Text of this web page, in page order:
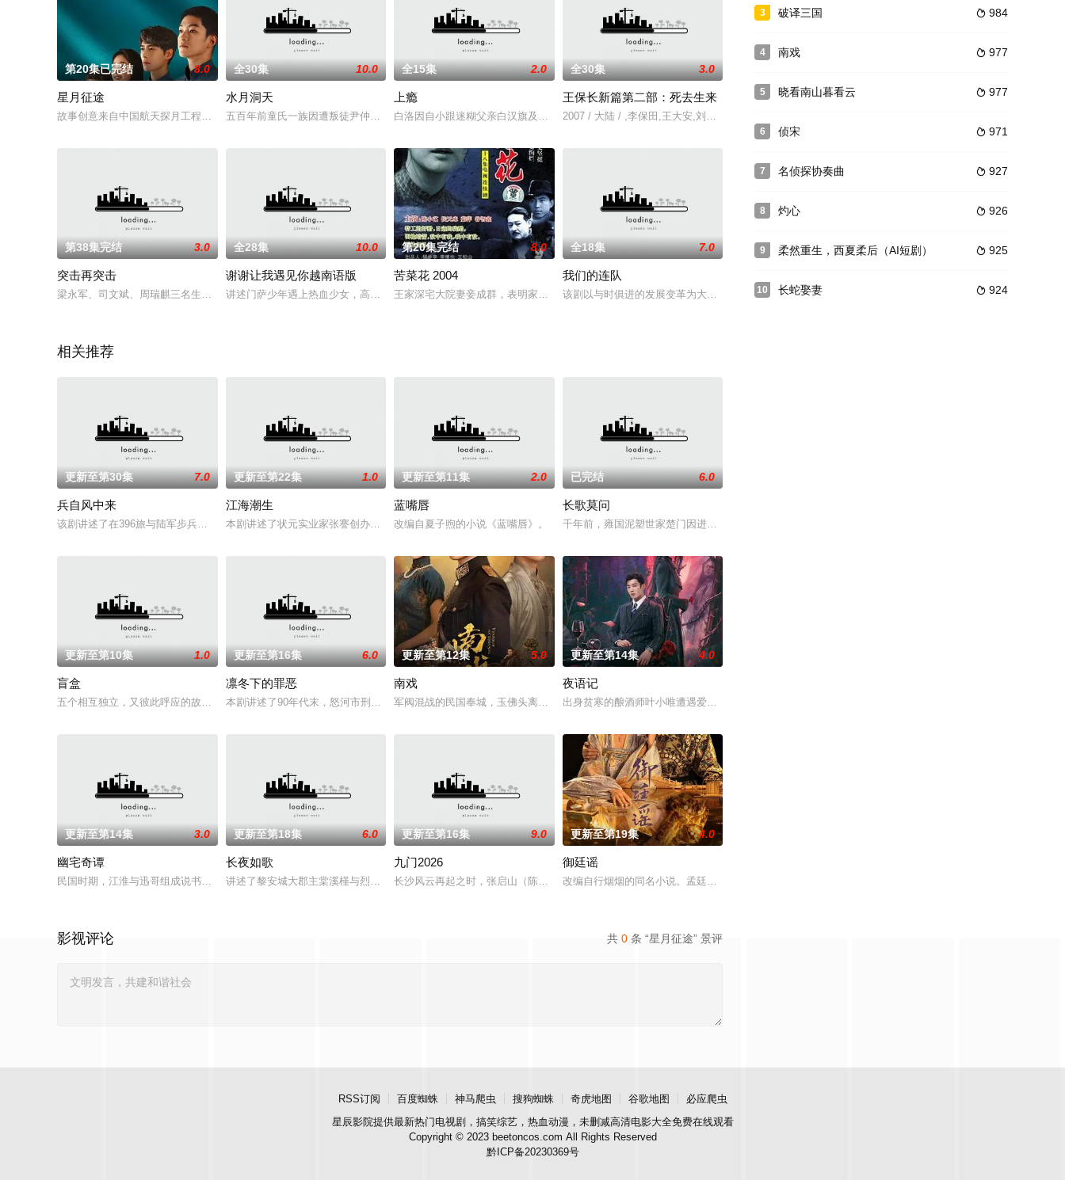
第20集已完结 8.0
星月征途
故事创意来自中国航天探月工程的伟大成就。讲述了从小拥有航天梦的吴畏一心想进入飞控中心，却面试失败进入档案馆工作。而曾与他“结下梁子
全30集 10.0
水月洞天
五百年前童氏一族因遭叛徒尹仲（徐少强 饰）所害遭遇灭族危机，幸得龙腾将军所救隐居于世。五百年后童战(杨俊毅 饰)，童心（张晋 饰）
全15集 2.0
上瘾
白洛因自小跟迷糊父亲白汉旗及爷爷奶奶生活在一起，16岁这年，亲妈姜圆要再婚，嫁给部队高官顾威霆。顾海，顾威霆的儿子，因为母亲的死对
全30集 3.0
王保长新篇第二部：死去生来
2007 / 大陆 / ,李保田,王大安,刘亚津,何音
第38集完结 3.0
突击再突击
梁永军、司文斌、周瑞麒三名生长环境、心态完全不同的90后，聚集在极限训练的山地部队。为锤炼山地旅，特种大队副大队长李铁率队扮演武装
全28集 10.0
谢谢让我遇见你越南语版
讲述门萨少年遇上热血少女，高冷社交恐惧对上火热豪爽话痨的爱情故事。
第20集完结 8.0
苦菜花 2004
王家深宅大院妻妾成群，表明家庭内部存在复杂的人际关系。三少爷王柬芝（侯天来 饰）从北京大学返乡，却发现自己的妻子与家中的长工王长锁
全18集 7.0
我们的连队
该剧以与时俱进的发展变革为大背景，以一批新兵从入伍到逐渐成长为合格士兵的过程为故事脉络，以造就新
相关推荐
更新至第30集 7.0
兵自风中来
该剧讲述了在396旅与陆军步兵学院联合举办的小型军事演习中，郭子剑因不满演习流于形式，假传指令要求真打实抗，虽引发哗然，却获赏识调
更新至第22集 1.0
江海潮生
本剧讲述了状元实业家张謇创办大生企业，实业报国的故事。甲午战争后，国家蒙羞，张謇虽高中状元，却渴望寻求强国之路。他毅然弃政从商，殚
更新至第11集 2.0
蓝嘴唇
改编自夏子煦的小说《蓝嘴唇》。
已完结 6.0
长歌莫问
千年前，雍国泥塑世家楚门因进贡的“十二生肖”离奇流血炸裂，惨遭满门流放，楚父以死鸣冤。楚家大小姐楚
更新至第10集 1.0
盲盒
五个相互独立，又彼此呼应的故事——用一场精心策划的“夏令营”完成复仇的受害者；临终前与遗憾和解的“无用之人”；共享同一具躯体的人格
更新至第16集 6.0
凛冬下的罪恶
本剧讲述了90年代末，怒河市刑侦支队在无普及监控、无DNA鉴定技术的支持下，通过摸排、勘查等传统刑侦手段，接连破获数起重案要案的艰
更新至第12集 5.0
南戏
军阀混战的民国奉城，玉佛头离奇失窃，戏班主横尸戏台，将冷血少帅许又安与昆曲名伶荣筱楠推向不死不休的对立绝境。而他们不知，对方正是自
更新至第14集 4.0
夜语记
出身贫寒的酿酒师叶小唯遭遇爱人程桉、恩师林晚媚的双重背叛。她从恨意中涅槃重生，借私生女桑落的身份
更新至第14集 3.0
幽宅奇谭
民国时期，江淮与迅哥组成说书班子，偶遇“白天人住屋，晚上鬼占房”的阴阳宅，江淮被掳走配“阴婚”。他与女探长穆英搭档，侦破阎王娶亲、
更新至第18集 6.0
长夜如歌
讲述了黎安城大郡主棠溪槿与烈云峥之间曲折动人的情感，以及他们在复杂局势中坚守初心、勇敢面对困难的爱情故事。通过剧中主人公在成长的道
更新至第16集 9.0
九门2026
长沙风云再起之时，张启山（陈伟霆 饰）与吴老狗（曾舜晞 饰）强强联手，携手霍仙姑（陈瑶 饰）与九门诸人共赴冒险奇局。一桩401部队
更新至第19集 4.0
御廷谣
改编自行烟烟的同名小说。孟廷辉，大平王朝有史以来个以女子进士科三元及第入翰林院的奇女子。十年前的
共 0 条 “星月征途” 景评
影视评论
3  984
破译三国
4  977
南戏
5  977
晓看南山暮看云
6  971
侦宋
7  927
名侦探协奏曲
8  926
灼心
9  925
柔然重生，西夏柔后（AI短剧）
10  924
长蛇娶妻
RSS订阅 百度蜘蛛 神马爬虫 搜狗蜘蛛 奇虎地图 谷歌地图
必应爬虫
星辰影院提供最新热门电视剧，搞笑综艺，热血动漫，未删减高清电影大全免费在线观看
Copyright © 2023 beetoncos.com All Rights Reserved
黔ICP备20230369号